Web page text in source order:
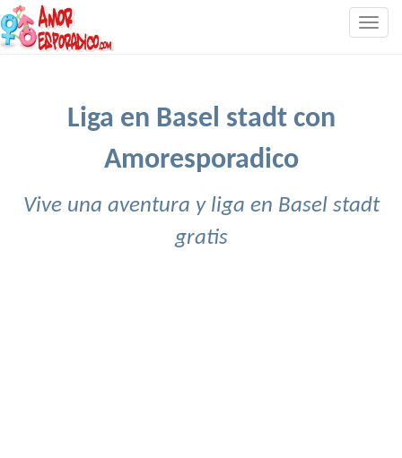
Liga en Basel stadt con
Amoresporadico
Vive una aventura y liga en Basel stadt
gratis